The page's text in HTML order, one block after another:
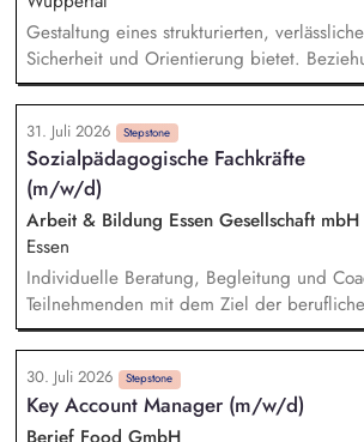
Therapeut*innen und Jugendämtern.
Gestaltung eines strukturierten,
Sicherheit und Orientierung bietet.
Kindern und Jugendlichen unter
individuellen Lebensgeschichten.
Zusammenhänge erkennen, Verhalten
verstehen. Förderung von
und individuellen Stärken. Begleitung in
Bereichen (Alltag, Schule, Freizeit,
Zusammenarbeit mit Eltern,
Therapeut*innen und Jugendämtern.
31. Juli 2026 Stepstone
Sozialpädagogische Fachkräfte
(m/w/d)
Arbeit & Bildung Essen Gesellschaft mbH
Essen
Individuelle Beratung, Begleitung und
Teilnehmenden mit dem Ziel der
Integration. Durchführung von Potenzial-
Kompetenzanalysen sowie Erstellung und
individueller Förder- und Integrationspläne.
der beruflichen Orientierung,
Bewerbungsunterlagen und Vermittlung in
30. Juli 2026 Stepstone
Key Account Manager (m/w/d)
Berief Food GmbH